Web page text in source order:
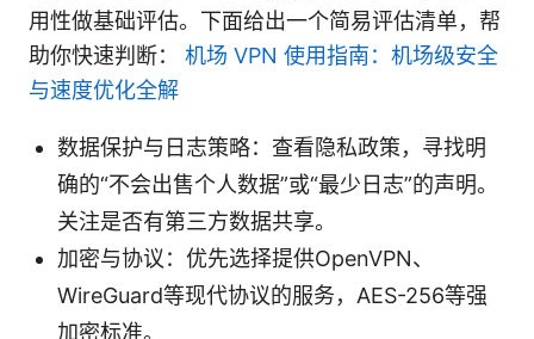
用性做基础评估。下面给出一个简易评估清单，帮
助你快速判断： 机场 VPN 使用指南：机场级安全
与速度优化全解
数据保护与日志策略：查看隐私政策，寻找明
确的“不会出售个人数据”或“最少日志”的声明。
关注是否有第三方数据共享。
加密与协议：优先选择提供OpenVPN、
WireGuard等现代协议的服务，AES-256等强
加密标准。